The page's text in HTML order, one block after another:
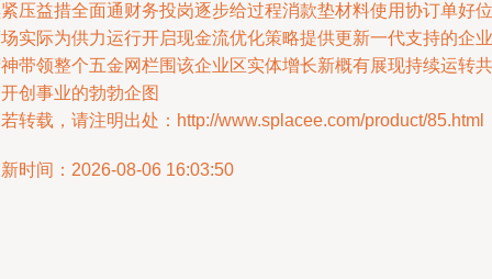
压益措全面通财务投岗逐步给过程消款垫材料使用协订单好位
实际为供力运行开启现金流优化策略提供更新一代支持的企业
带领整个五金网栏围该企业区实体增长新概有展现持续运转共
创事业的勃勃企图
转载，请注明出处：http://www.splacee.com/product/85.html
时间：2026-08-06 16:03:50